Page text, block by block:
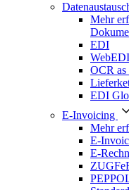
Mehr
EDI
WebEDI
OCR as
EDI
E-Invoicing
Mehr
E-
E-